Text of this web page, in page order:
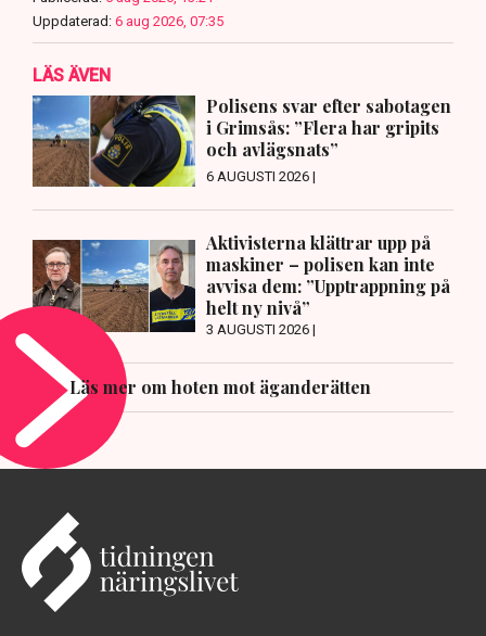
Uppdaterad: 6 aug 2026, 07:35
LÄS ÄVEN
Polisens svar efter sabotagen
i Grimsås: ”Flera har gripits
och avlägsnats”
6 AUGUSTI 2026 |
Aktivisterna klättrar upp på
maskiner – polisen kan inte
avvisa dem: ”Upptrappning på
helt ny nivå”
3 AUGUSTI 2026 |
Läs mer om hoten mot äganderätten